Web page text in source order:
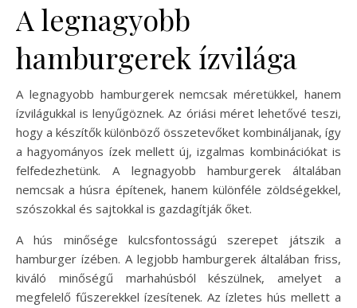
A legnagyobb
hamburgerek ízvilága
A legnagyobb hamburgerek nemcsak méretükkel, hanem
ízvilágukkal is lenyűgöznek. Az óriási méret lehetővé teszi,
hogy a készítők különböző összetevőket kombináljanak, így
a hagyományos ízek mellett új, izgalmas kombinációkat is
felfedezhetünk. A legnagyobb hamburgerek általában
nemcsak a húsra építenek, hanem különféle zöldségekkel,
szószokkal és sajtokkal is gazdagítják őket.
A hús minősége kulcsfontosságú szerepet játszik a
hamburger ízében. A legjobb hamburgerek általában friss,
kiváló minőségű marhahúsból készülnek, amelyet a
megfelelő fűszerekkel ízesítenek. Az ízletes hús mellett a